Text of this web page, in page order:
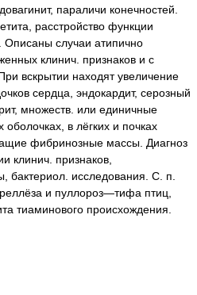
параличи конечностей.
расстройство функции
случаи атипично
клинич. признаков и с
вскрытии находят увеличение
сердца, эндокардит, серозный
множеств. или единичные
в лёгких и почках
фибринозные массы. Диагноз
клинич. признаков,
бактериол. исследования. С. п.
и пуллороз—тифа птиц,
тиаминового происхождения.